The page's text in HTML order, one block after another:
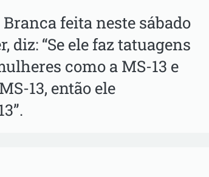
feita neste sábado
diz: “Se ele faz tatuagens
como a MS-13 e
13, então ele